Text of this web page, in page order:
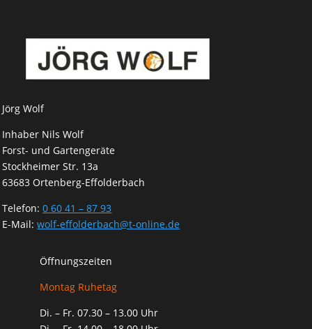
Jörg Wolf
Inhaber Nils Wolf
Forst- und Gartengeräte
Stockheimer Str. 13a
63683 Ortenberg-Effolderbach
Telefon:0 60 41 – 87 93
E-Mail:wolf-effolderbach@t-online.de
Öffnungszeiten
Montag Ruhetag
Di. – Fr. 07.30 – 13.00 Uhr